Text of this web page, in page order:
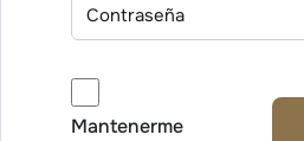
Mantenerme